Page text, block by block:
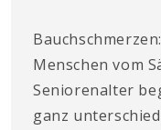
Menschen vom
Seniorenalter
ganz